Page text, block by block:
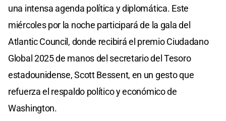
una intensa agenda política y diplomática. Este
miércoles por la noche participará de la gala del
Atlantic Council, donde recibirá el premio Ciudadano
Global 2025 de manos del secretario del Tesoro
estadounidense, Scott Bessent, en un gesto que
refuerza el respaldo político y económico de
Washington.